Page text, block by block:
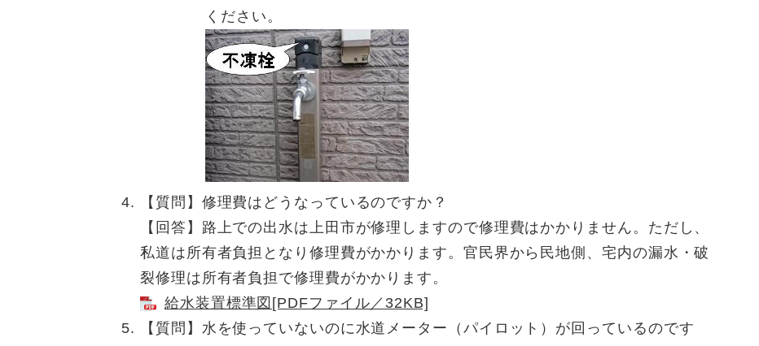
ください。
【質問】修理費はどうなっているのですか？
【回答】路上での出水は上田市が修理しますので修理費はかかりません。ただし、
私道は所有者負担となり修理費がかかります。官民界から民地側、宅内の漏水・破
裂修理は所有者負担で修理費がかかります。
給水装置標準図[PDFファイル／32KB]
【質問】水を使っていないのに水道メーター（パイロット）が回っているのです